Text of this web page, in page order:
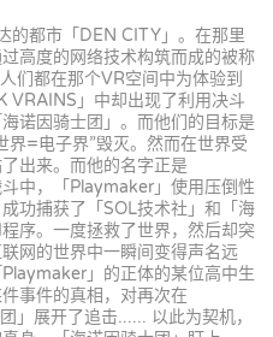
的都市「DEN CITY」。在那里
高度的网络技术构筑而成的被称
们都在那个VR空间中为体验到
VRAINS」中却出现了利用决斗
诺因骑士团」。而他们的目标是
界=电子界”毁灭。然而在世界受
出来。而他的名字正是
中，「Playmaker」使用压倒性
功捕获了「SOL技术社」和「海
序。一度拯救了世界，然后却突
网的世界中一瞬间变得声名远
」的正体的某位高中生
事件的真相，对再次在
」展开了追击...... 以此为契机，